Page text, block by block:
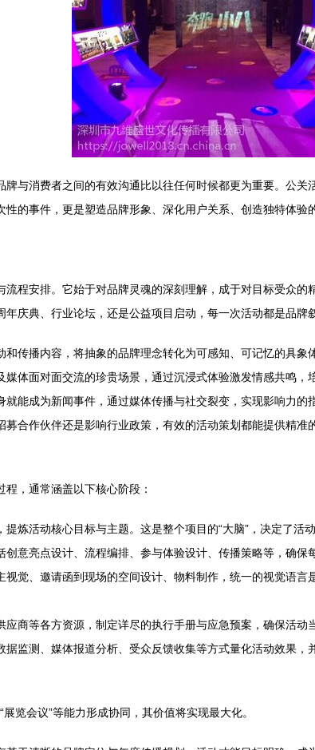
与消费者之间的有效沟通比以往任何时候都更为重要。公
的事件，更是塑造品牌形象、深化用户关系、创造独特体验
程安排。它始于对品牌灵魂的深刻理解，成于对目标受众
庆典、行业论坛，还是公益项目启动，每一次活动都是品牌
和传播内容，将抽象的品牌理念转化为可感知、可记忆的具象
媒体面对面交流的珍贵场景，通过沉浸式体验激发情感共鸣，
就能成为新闻事件，通过媒体传播与社交裂变，实现影响力的
募合作伙伴还是影响行业政策，有效的活动策划都能提供精准
，通常涵盖以下核心阶段：
提炼活动核心目标与主题。这是整个项目的“大脑”，决定了活
创意亮点设计、流程编排、参与体验设计、传播策略等，确保
视觉、邀请函到现场的空间设计、物料制作，统一的视觉语
商等各方资源，制定详尽的执行手册与应急预案，确保活动
据监测、媒体报道分析、受众反馈收集等方式量化活动效果
览会议”等能力形成协同，其价值将实现最大化。